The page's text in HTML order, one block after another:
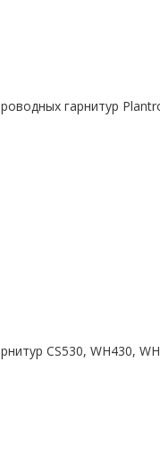
гарнитур
CS530, WH430,